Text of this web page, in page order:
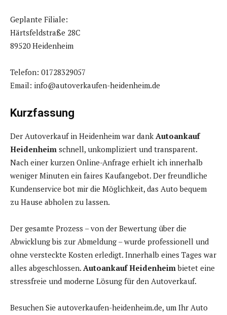
Geplante Filiale:
Härtsfeldstraße 28C
89520 Heidenheim
Telefon: 01728329057
Email: info@autoverkaufen-heidenheim.de
Kurzfassung
Der Autoverkauf in Heidenheim war dank Autoankauf
Heidenheim schnell, unkompliziert und transparent.
Nach einer kurzen Online-Anfrage erhielt ich innerhalb
weniger Minuten ein faires Kaufangebot. Der freundliche
Kundenservice bot mir die Möglichkeit, das Auto bequem
zu Hause abholen zu lassen.
Der gesamte Prozess – von der Bewertung über die
Abwicklung bis zur Abmeldung – wurde professionell und
ohne versteckte Kosten erledigt. Innerhalb eines Tages war
alles abgeschlossen. Autoankauf Heidenheimbietet eine
stressfreie und moderne Lösung für den Autoverkauf.
Besuchen Sie autoverkaufen-heidenheim.de, um Ihr Auto